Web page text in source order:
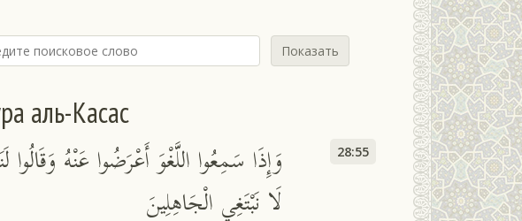
Показать
аль-Касас
وَإِذَا سَمِعُوا اللَّغْوَ أَعْرَضُوا عَنْهُ
لَا نَبْتَغِي الْجَاهِلِينَ
28:55